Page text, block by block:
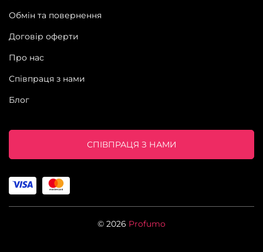
Обмін та повернення
Договір оферти
Про нас
Співпраця з нами
Блог
СПІВПРАЦЯ З НАМИ
© 2026 Profumo